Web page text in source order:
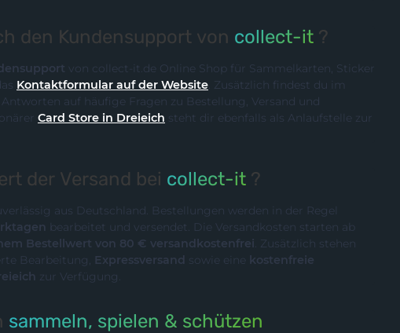
den Kundensupport von collect-it ?
von collect-it.de Online Shop für Sammelkarten, Sticker
das Kontaktformular auf der Website. Zusätzlich findest du im
Antworten auf häufige Fragen zu Bestellung, Versand und
Card Store in Dreieich steht dir ebenfalls als Anlaufstelle zur
der Versand bei collect-it ?
aus Deutschland. Bestellungen werden in der Regel
bearbeitet und versendet. Die Versandkosten starten ab
Bestellwert von 80 € versandkostenfrei. Zusätzlich stehen
Bearbeitung, Expressversand sowie eine kostenfreie
zur Verfügung.
sammeln, spielen & schützen